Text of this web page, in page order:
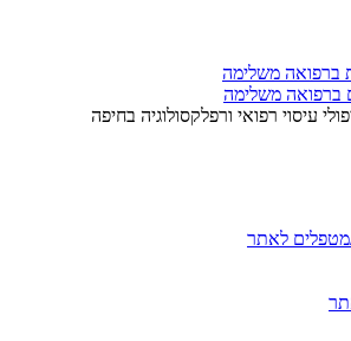
ברפואה משלימה
ברפואה משלימה
עיסוי רפואי ורפלקסולוגיה בחיפה
מטפלים לאתר